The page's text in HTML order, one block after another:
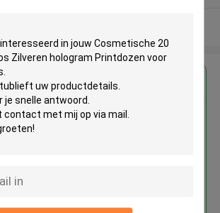
de beste prijs voor
Cosmetische 20 ml flacon doos